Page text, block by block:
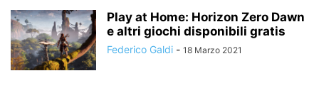
Play at Home: Horizon Zero Dawn
e altri giochi disponibili gratis
Federico Galdi - 18 Marzo 2021